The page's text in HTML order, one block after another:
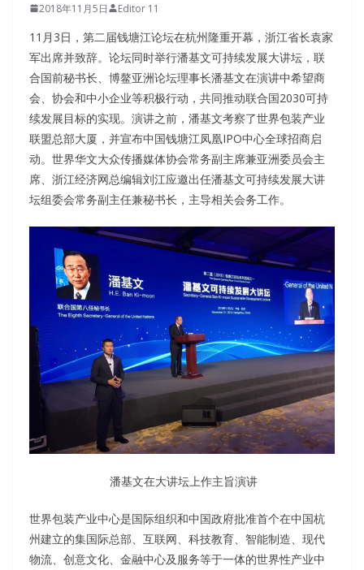
2018年11月5日 Editor 11
11月3日，第二届钱塘江论坛在杭州隆重开幕，浙江省长袁家
军出席并致辞。论坛同时举行潘基文可持续发展大讲坛，联
合国前秘书长、博鳌亚洲论坛理事长潘基文在演讲中希望商
会、协会和中小企业等积极行动，共同推动联合国2030可持
续发展目标的实现。演讲之前，潘基文考察了世界包装产业
联盟总部大厦，并宣布中国钱塘江凤凰IPO中心全球招商启
动。世界华文大众传播媒体协会常务副主席兼亚洲委员会主
席、浙江经济网总编辑刘江应邀出任潘基文可持续发展大讲
坛组委会常务副主任兼秘书长，主导相关会务工作。
潘基文在大讲坛上作主旨演讲
世界包装产业中心是国际组织和中国政府批准首个在中国杭
州建立的集国际总部、互联网、科技教育、智能制造、现代
物流、创意文化、金融中心及服务等于一体的世界性产业中